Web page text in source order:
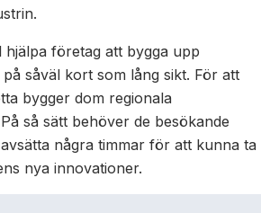
hjälpa företag att bygga upp
såväl kort som lång sikt. För att
​​​​​​​bygger dom regionala
så sätt behöver de besökande
några timmar för att kunna ta
nya innovationer.